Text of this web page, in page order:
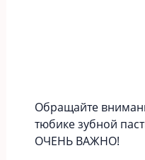
Обращайте
тюбике зубной
ОЧЕНЬ ВАЖНО!